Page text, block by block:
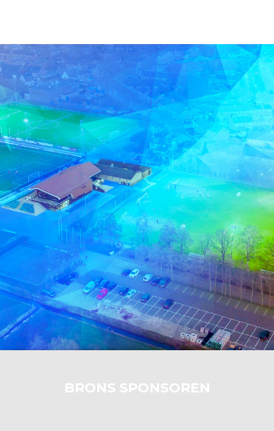
BRONS SPONSOREN